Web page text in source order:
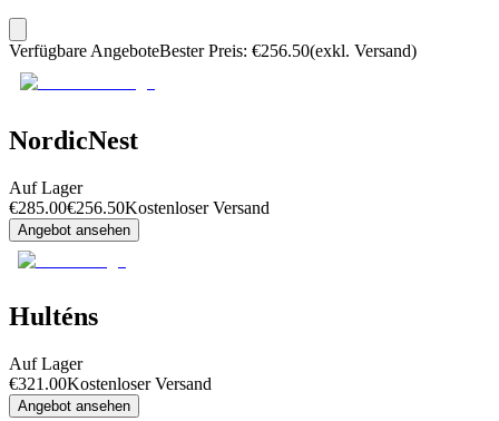
Verfügbare AngeboteBester Preis: €256.50(exkl. Versand)
NordicNest
Auf Lager
€285.00€256.50Kostenloser Versand
Angebot ansehen
Hulténs
Auf Lager
€321.00Kostenloser Versand
Angebot ansehen